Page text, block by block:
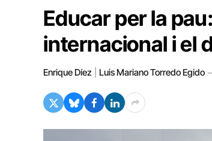
Educar per la
internacional i el
Enrique Díez Luis Mariano Torredo Egido